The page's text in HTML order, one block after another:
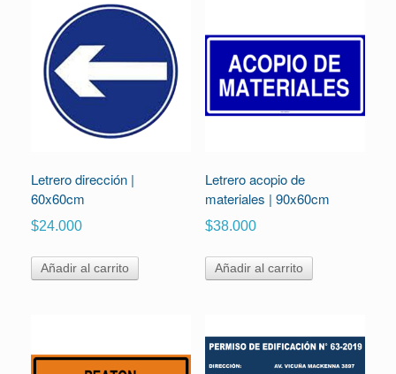
Letrero dirección |
60x60cm
$24.000
Añadir al carrito
Letrero acopio de
materiales | 90x60cm
$38.000
Añadir al carrito